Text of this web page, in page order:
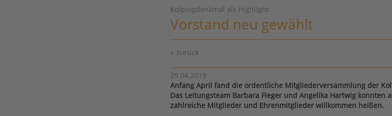
Kolpingdenkmal als Highlight
Vorstand neu gewählt
zurück
29.04.2019
Anfang April fand die ordentliche Mitgliederversammlung der
Das Leitungsteam Barbara Fieger und Angelika Hartwig konnten
zahlreiche Mitglieder und Ehrenmitglieder willkommen heißen.